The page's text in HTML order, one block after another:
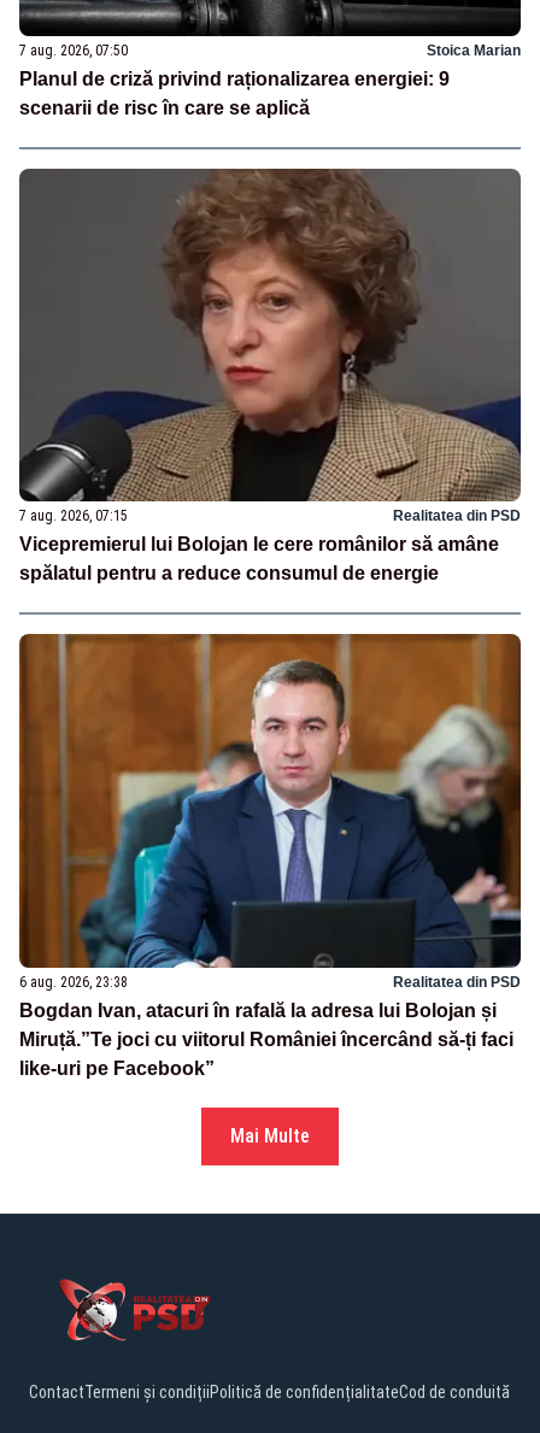
7 aug. 2026, 07:50 Stoica Marian
Planul de criză privind raționalizarea energiei: 9
scenarii de risc în care se aplică
7 aug. 2026, 07:15 Realitatea din PSD
Vicepremierul lui Bolojan le cere românilor să amâne
spălatul pentru a reduce consumul de energie
6 aug. 2026, 23:38 Realitatea din PSD
Bogdan Ivan, atacuri în rafală la adresa lui Bolojan și
Miruță.”Te joci cu viitorul României încercând să-ți faci
like-uri pe Facebook”
Mai Multe
ContactTermeni și condițiiPolitică de confidențialitateCod de conduită